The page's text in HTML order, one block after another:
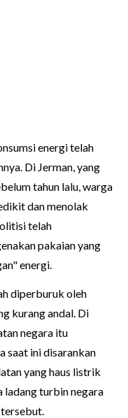
energi telah
Di Jerman, yang
tahun lalu, warga
dan menolak
telah
pakaian yang
energi.
diperburuk oleh
kurang andal. Di
negara itu
saat ini disarankan
yang haus listrik
ladang turbin negara